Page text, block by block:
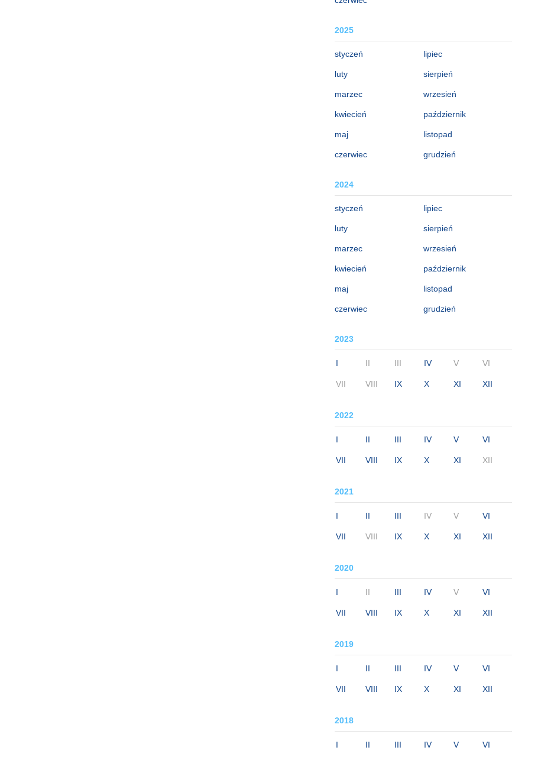
2025
styczeń
luty
marzec
kwiecień
maj
czerwiec
lipiec
sierpień
wrzesień
październik
listopad
grudzień
2024
styczeń
luty
marzec
kwiecień
maj
czerwiec
lipiec
sierpień
wrzesień
październik
listopad
grudzień
2023
I II III IV V VI
VII VIII IX X XI XII
2022
I II III IV V VI
VII VIII IX X XI XII
2021
I II III IV V VI
VII VIII IX X XI XII
2020
I II III IV V VI
VII VIII IX X XI XII
2019
I II III IV V VI
VII VIII IX X XI XII
2018
I II III IV V VI